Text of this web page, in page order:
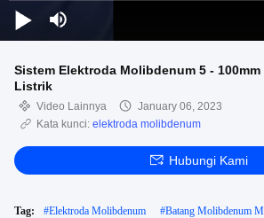
Sistem Elektroda Molibdenum 5 -
Listrik
Video Lainnya
January 06, 2023
Kata kunci: elektroda molibdenum
Hubungi Kami
Tag: #Elektroda Molibdenum #Batang Molibdenum